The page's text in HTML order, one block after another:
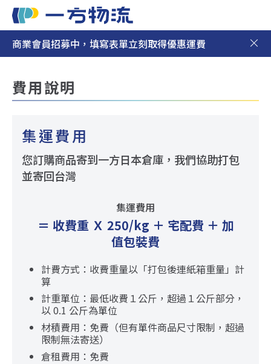
日本集運
日本代購
新手上路
聯絡我們
商業會員招募中，填寫表單立刻取得優惠運費
費用說明
集運費用
您訂購商品寄到一方日本倉庫，我們協助打包
並寄回台灣
集運費用
＝ 收費重 Ｘ 250/kg ＋ 宅配費 ＋ 加
值包裝費
計費方式：收費重量以「打包後連紙箱重量」計
算
計重單位：最低收費１公斤，超過１公斤部分，
以 0.1 公斤為單位
材積費用：免費（但有單件商品尺寸限制，超過
限制無法寄送）
倉租費用：免費